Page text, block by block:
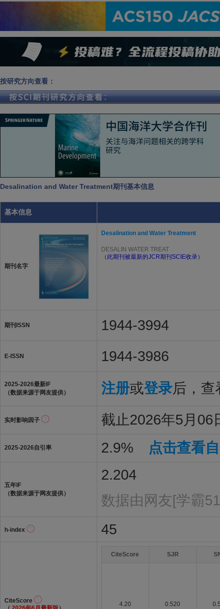
按研究方向查看：
Desalination and Water Treatment期刊基本信息
基本信息
期刊名字
Desalination and Water Treatment
DESALIN WATER TREAT
（此期刊被最新的JCR期刊SCIE收录）
期刊ISSN 1944-3994
E-ISSN 1944-3986
2025-2026最新IF
（数据来源于网友提供）
注册或登录后，查
实时影响因子 截止2026年5月06
2025-2026自引率 2.9% 点击查看
五年IF
（数据来源于网友提供）
2.204
数据由网友[学霸
h-index 45
CiteScore
CiteScore SJR
4.20 0.520